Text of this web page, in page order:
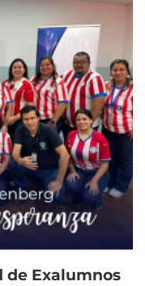
de Exalumnos